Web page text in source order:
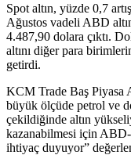
Spot altın, yüzde 0,7
Ağustos vadeli ABD
4.487,90 dolara çıktı.
altını diğer para
getirdi.
KCM Trade Baş Piyasa
büyük ölçüde petrol ve
çekildiğinde altın
kazanabilmesi için
ihtiyaç duyuyor”